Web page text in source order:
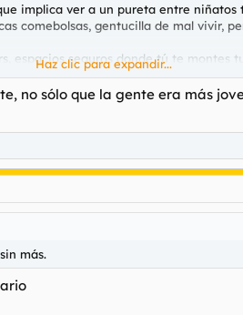
implica ver a un pureta entre
comebolsas, gentucilla de mal vivir,
espacios seguros donde tú te
y no piso discotecas o pubs de
una opción mejor.
Haz clic para expandir...
no sólo que la gente era más
más.